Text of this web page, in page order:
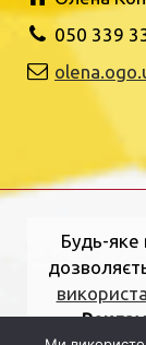
050 339
Будь-яке
нас.